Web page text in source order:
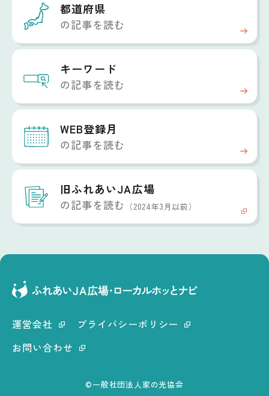
都道府県
の記事を読む
キーワード
の記事を読む
WEB登録月
の記事を読む
旧ふれあいJA広場
の記事を読む （2024年3月以前）
運営会社
プライバシーポリシー
お問い合わせ
©一般社団法人家の光協会